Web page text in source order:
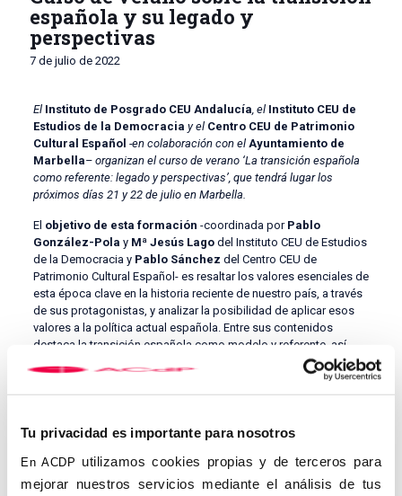
Tu privacidad es importante para nosotros
En ACDP utilizamos cookies propias y de terceros para
mejorar nuestros servicios mediante el análisis de tus
española y su legado y
perspectivas
7 de julio de 2022
El Instituto de Posgrado CEU Andalucía, el Instituto CEU de
Estudios de la Democracia y el Centro CEU de Patrimonio
Cultural Español -en colaboración con el Ayuntamiento de
Marbella– organizan el curso de verano ‘La transición española
como referente: legado y perspectivas’, que tendrá lugar los
próximos días 21 y 22 de julio en Marbella.
El objetivo de esta formación -coordinada por Pablo
González-Pola y Mª Jesús Lagodel Instituto CEU de Estudios
de la Democracia y Pablo Sánchez del Centro CEU de
Patrimonio Cultural Español- es resaltar los valores esenciales de
esta época clave en la historia reciente de nuestro país, a través
de sus protagonistas, y analizar la posibilidad de aplicar esos
valores a la política actual española. Entre sus contenidos
destaca la transición española como modelo y referente, así
como una mesa redonda y la presentación del Libro Tácito.
En ella participarán varios de los personajes históricos que
especialistas en cada una de las áreas que se van a
abordar:
José Alberto Parejo
, catedrático de Política
Económica y rector promotor de la Universidad CEU Fernando
III;
José Rodríguez de la Borbolla
-exsenador de España,